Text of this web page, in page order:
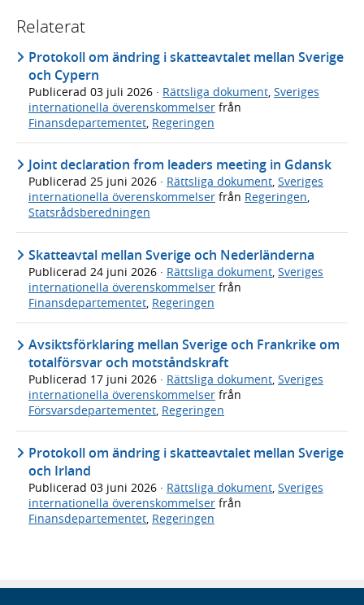
Relaterat
Protokoll om ändring i skatteavtalet mellan Sverige
och Cypern
Publicerad 03 juli 2026 · Rättsliga dokument Sveriges
internationella överenskommelser från
Finansdepartementet Regeringen
Joint declaration from leaders meeting in Gdansk
Publicerad 25 juni 2026 · Rättsliga dokument, Sveriges
internationella överenskommelser från Regeringen,
Statsrådsberedningen
Skatteavtal mellan Sverige och Nederländerna
Publicerad 24 juni 2026 · Rättsliga dokument, Sveriges
internationella överenskommelser från
Finansdepartementet, Regeringen
Avsiktsförklaring mellan Sverige och Frankrike om
totalförsvar och motståndskraft
Publicerad 17 juni 2026 · Rättsliga dokument, Sveriges
internationella överenskommelser från
Försvarsdepartementet, Regeringen
Protokoll om ändring i skatteavtalet mellan Sverige
och Irland
Publicerad 03 juni 2026 · Rättsliga dokument, Sveriges
internationella överenskommelser från
Finansdepartementet, Regeringen